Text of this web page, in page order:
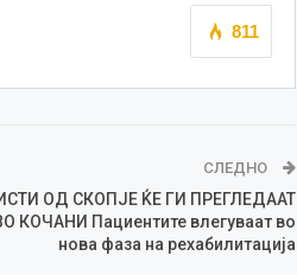
811
СЛЕДНО
ОД СКОПЈЕ ЌЕ ГИ ПРЕГЛЕДААТ
КОЧАНИ Пациентите влегуваат во
нова фаза на рехабилитација